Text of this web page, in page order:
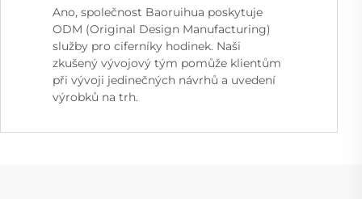
Ano, společnost Baoruihua poskytuje
ODM (Original Design Manufacturing)
služby pro ciferníky hodinek. Naši
zkušený vývojový tým pomůže klientům
při vývoji jedinečných návrhů a uvedení
výrobků na trh.